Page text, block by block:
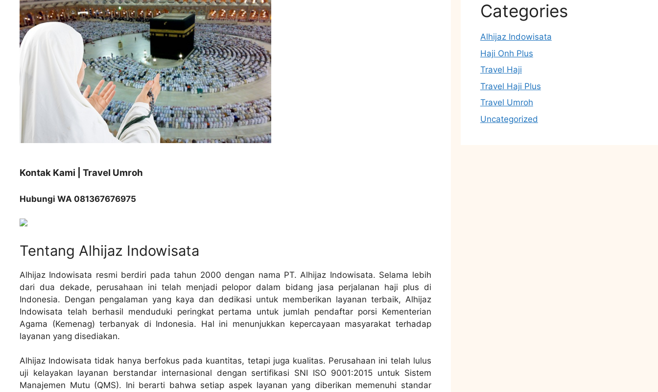
Kontak Kami | Travel Umroh
Hubungi WA 081367676975
Tentang Alhijaz Indowisata
Alhijaz Indowisata resmi berdiri pada tahun 2000 dengan nama PT. Alhijaz Indowisata. Selama lebih
dari dua dekade, perusahaan ini telah menjadi pelopor dalam bidang jasa perjalanan haji plus di
Indonesia. Dengan pengalaman yang kaya dan dedikasi untuk memberikan layanan terbaik, Alhijaz
Indowisata telah berhasil menduduki peringkat pertama untuk jumlah pendaftar porsi Kementerian
Agama (Kemenag) terbanyak di Indonesia. Hal ini menunjukkan kepercayaan masyarakat terhadap
layanan yang disediakan.
Alhijaz Indowisata tidak hanya berfokus pada kuantitas, tetapi juga kualitas. Perusahaan ini telah lulus
uji kelayakan layanan berstandar internasional dengan sertifikasi SNI ISO 9001:2015 untuk Sistem
Manajemen Mutu (QMS). Ini berarti bahwa setiap aspek layanan yang diberikan memenuhi standar
Categories
Alhijaz Indowisata
Haji Onh Plus
Travel Haji
Travel Haji Plus
Travel Umroh
Uncategorized